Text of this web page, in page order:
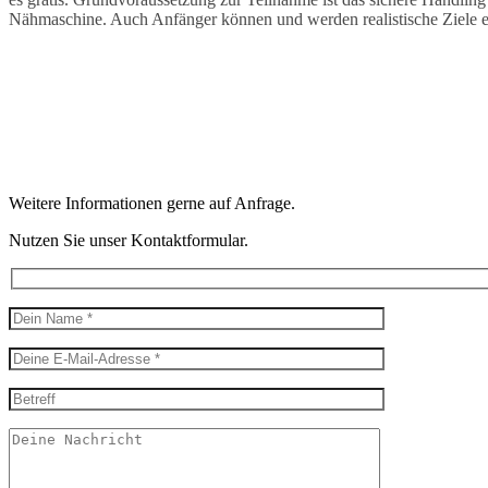
Nähmaschine. Auch Anfänger können und werden realistische Ziele
Weitere Informationen gerne auf Anfrage.
Nutzen Sie unser Kontaktformular.